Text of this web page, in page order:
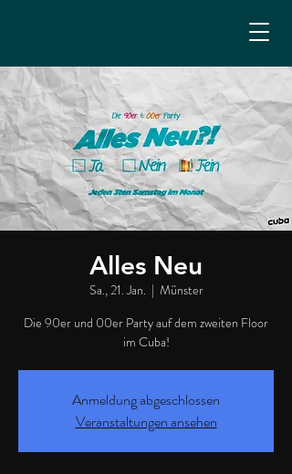
Alles Neu
Sa., 21. Jan.
  |
Münster
Die 90er und 00er Party auf dem zweiten Floor
im Cuba!
Anmeldung abgeschlossen
Veranstaltungen ansehen